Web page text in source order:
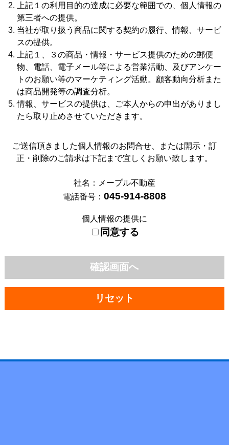
上記１の利用目的の達成に必要な範囲での、個人情報の
第三者への提供。
当社が取り扱う商品に関する契約の履行、情報、サービ
スの提供。
上記１、３の商品・情報・サービス提供のための郵便
物、電話、電子メール等による営業活動、及びアンケー
トのお願い等のマーケティング活動。顧客動向分析また
は商品開発等の調査分析。
情報、サービスの提供は、ご本人からの申出がありまし
たら取り止めさせていただきます。
ご送信頂きました個人情報のお問合せ、または開示・訂
正・削除のご請求は下記まで宜しくお願い致します。
社名：メープル不動産
電話番号： 045-914-8808
個人情報の提供に
同意する